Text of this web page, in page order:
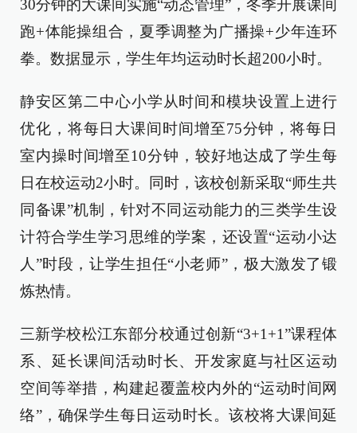
30分钟的大课间实施“动态管理”，冬季开展课间
跑+体能操组合，夏季调整为广播操+少年连环
拳。数据显示，学生年均运动时长超200小时。
静安区第二中心小学从时间和模块设置上进行
优化，将每日大课间时间增至75分钟，将每日
室内操时间增至10分钟，较好地达成了学生每
日在校运动2小时。同时，该校创新采取“师生共
同备课”机制，针对不同运动能力的三类学生设
计符合学生学习思维的学案，还设置“运动小达
人”时段，让学生担任“小老师”，极大激发了锻
炼热情。
三新学校松江东部分校通过创新“3+1+1”课程体
系、延长课间活动时长、开发家庭与社区运动
空间等举措，构建起覆盖校内外的“运动时间网
络”，确保学生每日运动时长。该校将大课间延